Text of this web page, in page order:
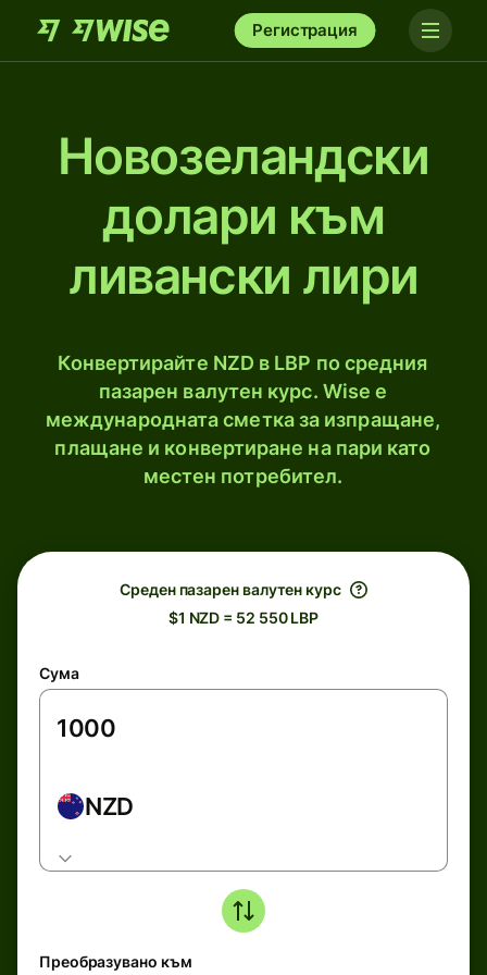
Регистрация
Новозеландски
долари към
ливански лири
Конвертирайте NZD в LBP по средния
пазарен валутен курс. Wise е
международната сметка за изпращане,
плащане и конвертиране на пари като
местен потребител.
Среден пазарен валутен курс
$1 NZD = 52 550 LBP
Сума
NZD
Преобразувано към